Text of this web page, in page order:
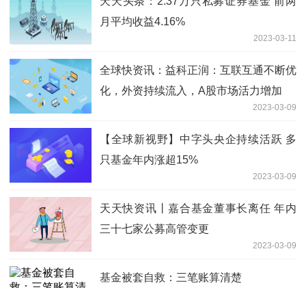
月平均收益4.16%
2023-03-11
全球快资讯：益科正润：互联互通不断优
化，外资持续流入，A股市场活力增加
2023-03-09
【全球新视野】中字头央企持续活跃 多
只基金年内涨超15%
2023-03-09
天天快资讯丨嘉合基金董事长离任 年内
三十七家公募高管变更
2023-03-09
基金被套自救：三笔账算清楚